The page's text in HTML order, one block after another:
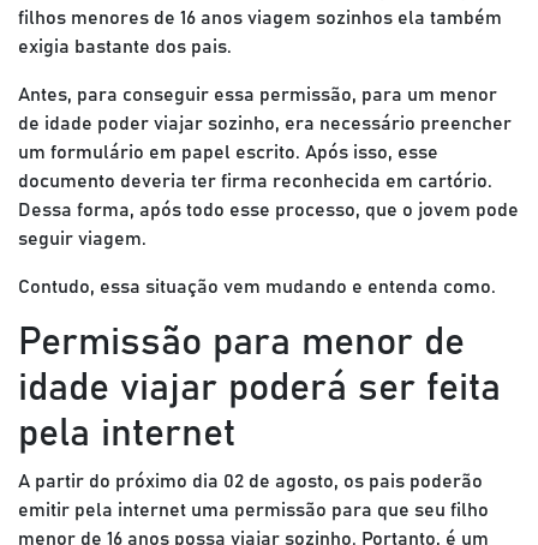
filhos menores de 16 anos viagem sozinhos ela também
exigia bastante dos pais.
Antes, para conseguir essa permissão, para um menor
de idade poder viajar sozinho, era necessário preencher
um formulário em papel escrito. Após isso, esse
documento deveria ter firma reconhecida em cartório.
Dessa forma, após todo esse processo, que o jovem pode
seguir viagem.
Contudo, essa situação vem mudando e entenda como.
Permissão para menor de
idade viajar poderá ser feita
pela internet
A partir do próximo dia 02 de agosto, os pais poderão
emitir pela internet uma permissão para que seu filho
menor de 16 anos possa viajar sozinho. Portanto, é um